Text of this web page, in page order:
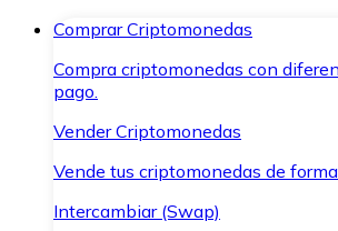
Comprar Criptomonedas
Compra criptomonedas con
pago.
Vender Criptomonedas
Vende tus criptomonedas de
Intercambiar (Swap)